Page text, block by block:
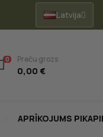
Latvija
0 Preču grozs
0,00 €
APRĪKOJUMS